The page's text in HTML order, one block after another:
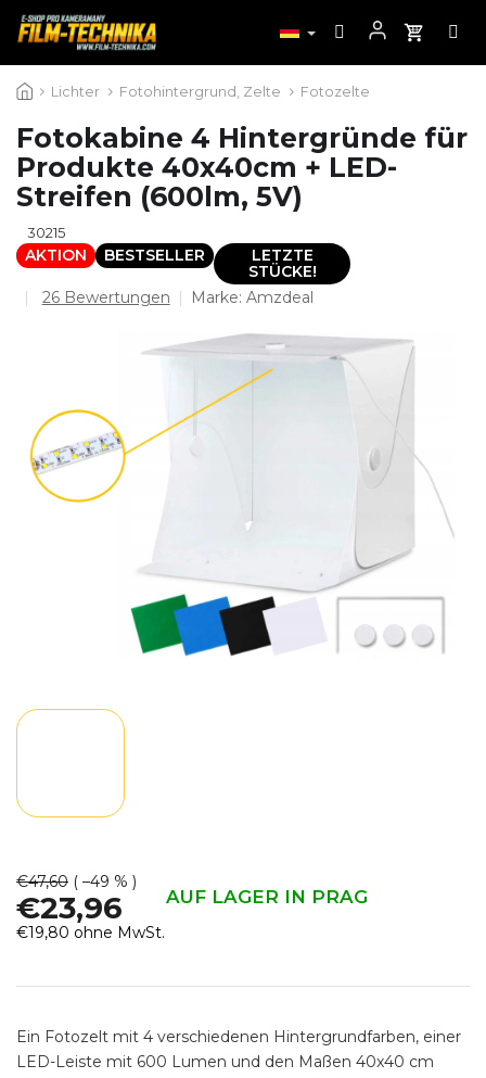
Inhalt Lichter Fotohintergrund, Zelte Fotozelte
Fotokabine 4 Hintergründe für
Produkte 40x40cm + LED-
Streifen (600lm, 5V)
30215
AKTION BESTSELLER
LETZTE
STÜCKE!
Die
5
Sternen.
26 Bewertungen Marke:Amzdeal
€47,60 ( –49 % )
€23,96 AUF LAGER IN PRAG
€19,80 ohne MwSt.
Ein Fotozelt mit 4 verschiedenen Hintergrundfarben, einer
LED-Leiste mit 600 Lumen und den Maßen 40x40 cm